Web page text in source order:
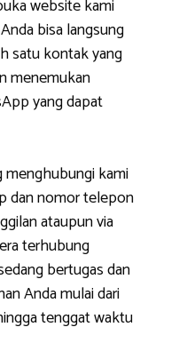
website kami
bisa langsung
satu kontak yang
menemukan
yang dapat
menghubungi kami
dan nomor telepon
ataupun via
terhubung
bertugas dan
Anda mulai dari
tenggat waktu